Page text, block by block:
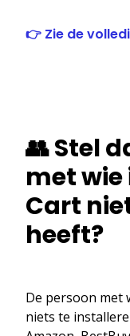
👉 Zie de
👥 Stel
met
Cart
heeft?
De persoon met
niets te